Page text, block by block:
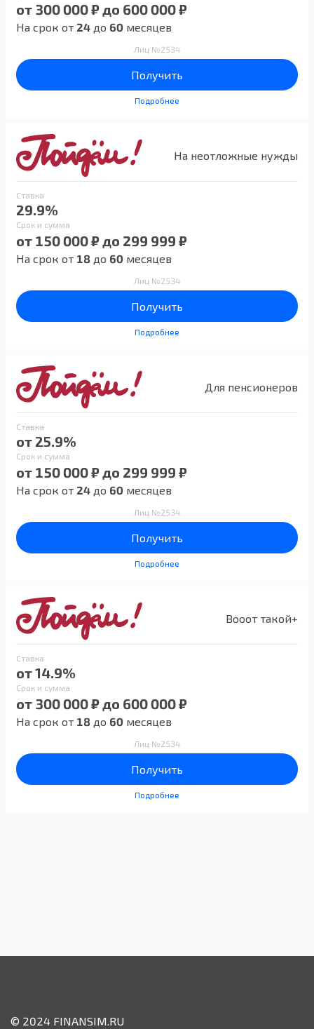
от 300 000 ₽ до 600 000 ₽
На срок от 24 до 60 месяцев
Лиц №2534
Получить
Подробнее
На неотложные нужды
Ставка
29.9%
Срок и сумма
от 150 000 ₽ до 299 999 ₽
На срок от 18 до 60 месяцев
Лиц №2534
Получить
Подробнее
Для пенсионеров
Ставка
от 25.9%
Срок и сумма
от 150 000 ₽ до 299 999 ₽
На срок от 24 до 60 месяцев
Лиц №2534
Получить
Подробнее
Вооот такой+
Ставка
от 14.9%
Срок и сумма
от 300 000 ₽ до 600 000 ₽
На срок от 18 до 60 месяцев
Лиц №2534
Получить
Подробнее
© 2024 FINANSIM.RU